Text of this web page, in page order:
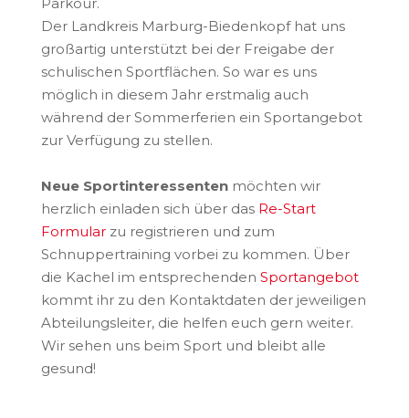
Der Landkreis Marburg-Biedenkopf hat uns
großartig unterstützt bei der Freigabe der
schulischen Sportflächen. So war es uns
möglich in diesem Jahr erstmalig auch
während der Sommerferien ein Sportangebot
zur Verfügung zu stellen.
Neue Sportinteressentenmöchten wir
herzlich einladen sich über das Re-Start
Formularzu registrieren und zum
Schnuppertraining vorbei zu kommen. Über
die Kachel im entsprechenden Sportangebot
kommt ihr zu den Kontaktdaten der jeweiligen
Abteilungsleiter, die helfen euch gern weiter.
Wir sehen uns beim Sport und bleibt alle
gesund!